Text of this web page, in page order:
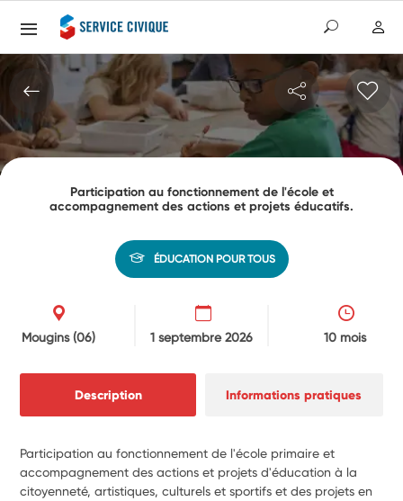
Participation au fonctionnement de l'école et
accompagnement des actions et projets éducatifs.
ÉDUCATION POUR TOUS
Mougins(06) 1 septembre 2026 10 mois
Description Informations pratiques
Participation au fonctionnement de l'école primaire et
accompagnement des actions et projets d'éducation à la
citoyenneté, artistiques, culturels et sportifs et des projets en